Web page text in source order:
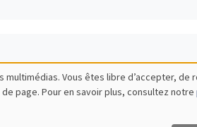
Vous êtes libre d’accepter, de
page. Pour en savoir plus, consultez notre